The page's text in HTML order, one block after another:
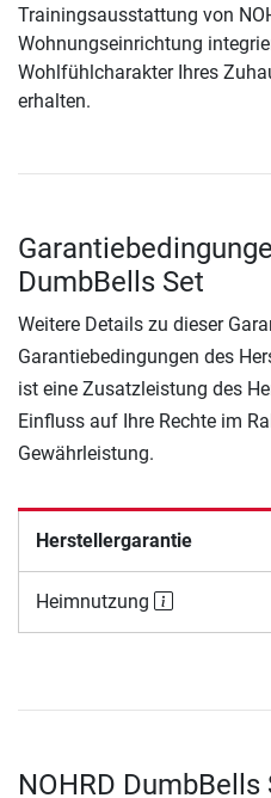
Trainingsausstattung von
Wohnungseinrichtung
Wohlfühlcharakter Ihres
erhalten.
DumbBells Set
Weitere Details zu dieser
Garantiebedingungen des
ist eine Zusatzleistung des
Einfluss auf Ihre Rechte im
Gewährleistung.
Herstellergarantie
Heimnutzung
NOHRD DumbBells